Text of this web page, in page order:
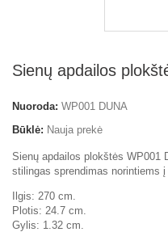
Sienų apdailos
Nuoroda: WP001 DUNA
Būklė: Nauja prekė
Sienų apdailos plokštės WP001
stilingas sprendimas norintiems
Ilgis: 270 cm.
Plotis: 24.7 cm.
Gylis: 1.32 cm.